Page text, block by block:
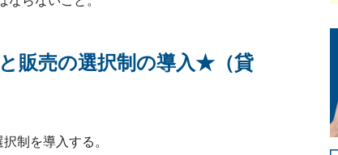
販売の選択制の導入★（貸
制を導入する。